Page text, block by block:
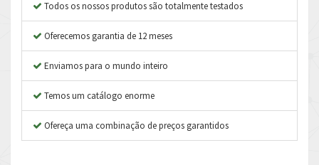
Asco Numatics
Atos
4,231
Aventics
B&R
Todos os nossos produtos são totalmente testados
Oferecemos garantia de 12 meses
Enviamos para o mundo inteiro
Temos um catálogo enorme
Ofereça uma combinação de preços garantidos